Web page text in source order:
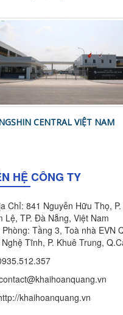
CENTRAL VIỆT NAM
HỆ CÔNG TY
Chỉ: 841 Nguyễn Hữu Thọ,
Lệ, TP. Đà Nẵng, Việt Nam
Phòng: Tầng 3, Toà nhà EVN
Tĩnh, P. Khuê Trung,
khaihoanquang.vn